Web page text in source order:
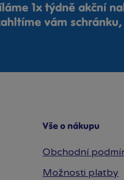
1x týdně akční
vám
Vše o nákupu
Obchodní
Možnosti platby